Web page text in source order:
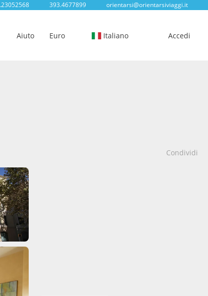
393.4677899 orientarsi@orientarsiviaggi.it
Aiuto Euro Italiano Accedi
Condividi